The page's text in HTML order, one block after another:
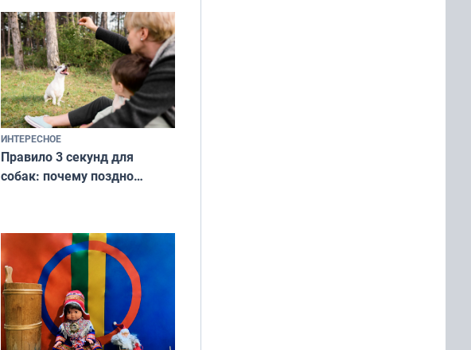
и актуально в любой сезон
ИНТЕРЕСНОЕ
Правило 3 секунд для
собак: почему поздно
питомцу всё сразу и без
криков